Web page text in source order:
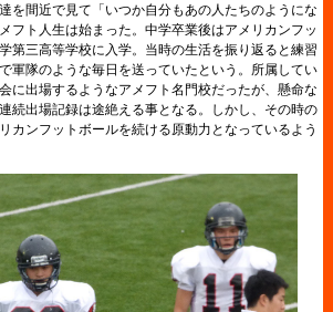
を間近で見て「いつか自分もあの人たちのようにな
フト人生は始まった。中学卒業後はアメリカンフッ
第三高等学校に入学。当時の生活を振り返ると練習
軍隊のような毎日を送っていたという。所属してい
に出場するようなアメフト名門校だったが、懸命な
続出場記録は途絶える事となる。しかし、その時の
カンフットボールを続ける原動力となっているよう